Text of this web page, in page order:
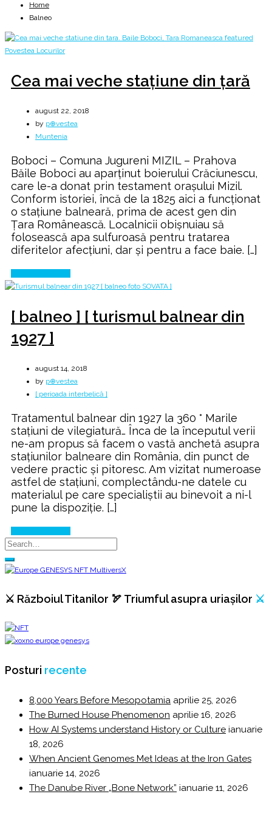
Home
Balneo
Cea mai veche stațiune din țară
august 22, 2018
by p⊕vestea
Muntenia
Boboci – Comuna Jugureni MIZIL – Prahova
Băile Boboci au aparţinut boierului Crăciunescu,
care le-a donat prin testament oraşului Mizil.
Conform istoriei, încă de la 1825 aici a funcţionat
o staţiune balneară, prima de acest gen din
Ţara Românească. Localnicii obişnuiau să
folosească apa sulfuroasă pentru tratarea
diferitelor afecţiuni, dar şi pentru a face baie. […]
[ balneo ] [ turismul balnear din
1927 ]
august 14, 2018
by p⊕vestea
[ perioada interbelică ]
Tratamentul balnear din 1927 la 360 ° Marile
stațiuni de vilegiatură… Înca de la începutul verii
ne-am propus să facem o vastă anchetă asupra
stațiunilor balneare din România, din punct de
vedere practic și pitoresc. Am vizitat numeroase
astfel de stațiuni, complectându-ne datele cu
materialul pe care specialiștii au binevoit a ni-l
pune la dispoziție. […]
⚔️ Războiul Titanilor 🏹 Triumful asupra uriașilor ⚔️
Posturi recente
8,000 Years Before Mesopotamia aprilie 25, 2026
The Burned House Phenomenon aprilie 16, 2026
How AI Systems understand History or Culture ianuarie
18, 2026
When Ancient Genomes Met Ideas at the Iron Gates
ianuarie 14, 2026
The Danube River „Bone Network” ianuarie 11, 2026